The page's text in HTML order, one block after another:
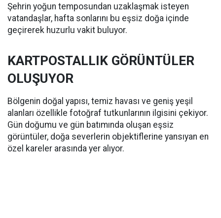
Şehrin yoğun temposundan uzaklaşmak isteyen
vatandaşlar, hafta sonlarını bu eşsiz doğa içinde
geçirerek huzurlu vakit buluyor.
KARTPOSTALLIK GÖRÜNTÜLER
OLUŞUYOR
Bölgenin doğal yapısı, temiz havası ve geniş yeşil
alanları özellikle fotoğraf tutkunlarının ilgisini çekiyor.
Gün doğumu ve gün batımında oluşan eşsiz
görüntüler, doğa severlerin objektiflerine yansıyan en
özel kareler arasında yer alıyor.